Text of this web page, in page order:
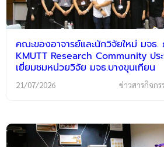
คณะของอาจารย์และนักวิจัยใหม่ มจธ.
KMUTT Research Community ปร
เยี่ยมชมหน่วยวิจัย มจธ.บางขุนเทียน
21/07/2026 ข่าวสารกิจกร